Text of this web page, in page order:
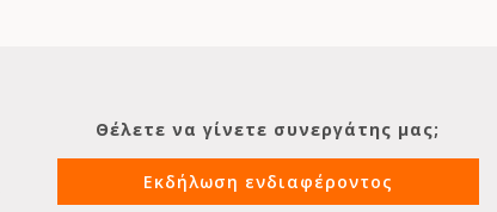
Θέλετε να γίνετε συνεργάτης μας;
Εκδήλωση ενδιαφέροντος